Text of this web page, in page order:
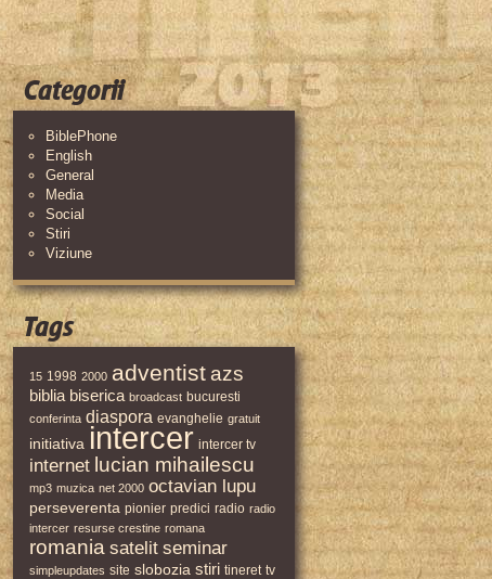
Categorii
BiblePhone
English
General
Media
Social
Stiri
Viziune
Tags
15 1998 2000 adventistazs
biblia biserica broadcast bucuresti
conferinta diaspora evanghelie gratuit
initiativa intercer intercer tv
internet lucian mihailescu
mp3 muzica net 2000 octavian lupu
perseverenta pionier predici radio radio
intercer resurse crestine romana
romania satelit seminar
simpleupdates site slobozia stiri tineret tv